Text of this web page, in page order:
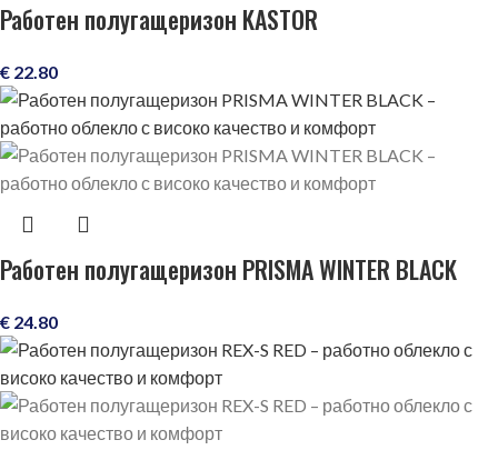
Работен полугащеризон KASTOR
€ 22.80
Работен полугащеризон PRISMA WINTER BLACK
€ 24.80